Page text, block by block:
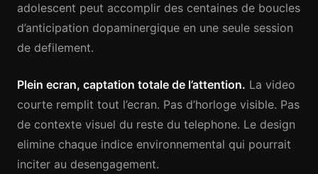
adolescent peut accomplir des centaines de boucles
d’anticipation dopaminergique en une seule session
de defilement.
Plein ecran, captation totale de l’attention. La video
courte remplit tout l’ecran. Pas d’horloge visible. Pas
de contexte visuel du reste du telephone. Le design
elimine chaque indice environnemental qui pourrait
inciter au desengagement.